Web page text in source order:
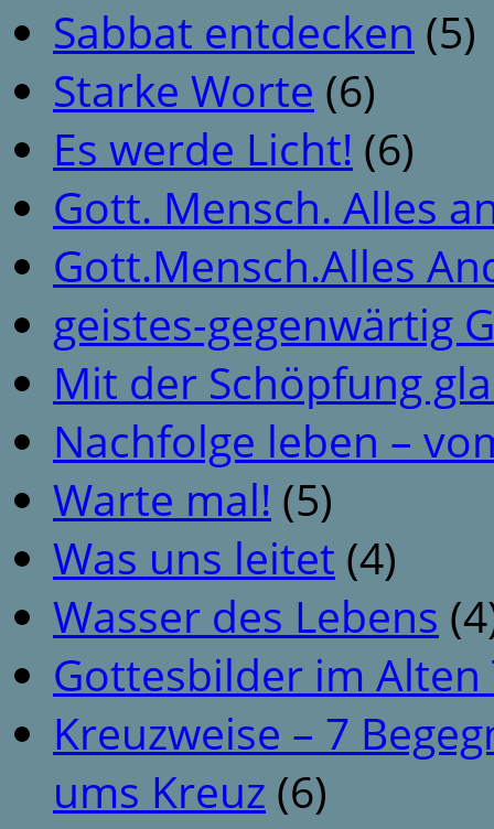
Sabbat entdecken (5)
Starke Worte (6)
Es werde Licht! (6)
Gott. Mensch. Alles
Gott.Mensch.Alles
geistes-gegenwärtig
Mit der Schöpfung
Nachfolge leben –
Warte mal! (5)
Was uns leitet (4)
Wasser des Lebens
Gottesbilder im
Kreuzweise – 7
ums Kreuz (6)